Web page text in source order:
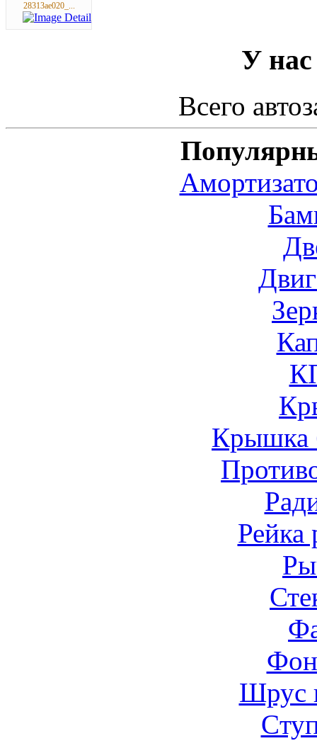
28313ae020_...
У
Всего
Крышка
Рейка
Шрус